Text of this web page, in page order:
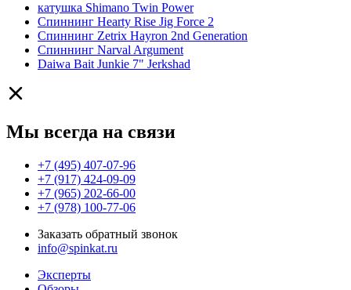
катушка Shimano Twin Power
Спиннинг Hearty Rise Jig Force 2
Спиннинг Zetrix Hayron 2nd Generation
Спиннинг Narval Argument
Daiwa Bait Junkie 7" Jerkshad
Мы всегда на связи
+7 (495) 407-07-96
+7 (917) 424-09-09
+7 (965) 202-66-00
+7 (978) 100-77-06
Заказать обратный звонок
info@spinkat.ru
Эксперты